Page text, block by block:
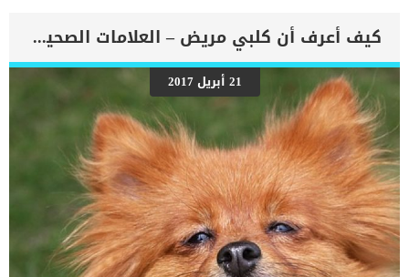
في المشاهدة مع التسلية بينما تلعب قطتك. هناك اكثر من طريقة للعب
وهناك اكثر من شكل لهذه الالعاب وقد تختلف القطط فيما بينها فى
تفضليها لهذه الالعاب. كيف تلعب القطط وما هى انواع اللعب عند القطط
؟ _ اللعب الاجتماعى, وهو اول انواع اللعب التى تنشأ بين القطط حيت
تساعدها على تعزيز علاقتها الاجتماعية مع اقرانها عند ولادتهم. كما ان
اللعب الاجتماعى يختبر قدرة القطة على التفاعل والتعامل مع الاخرين
ويعزز علاقتها مع الحيوانات الاخرى فيما بعد. اقرأ ايضا: خطوات تعديل
النظام الغذائى عند القطط ايضا, يطور القطط الصغيرة سمات شخصية بناءً
على تفاعلاتهم المرحة التي تصاحبهم في مرحلة […]
كيف أعرف أن كلبي مريض – العلامات الصحية في الكلاب
21 أبريل 2017